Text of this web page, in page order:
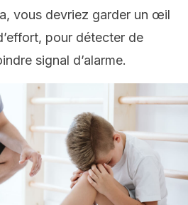
vous devriez garder un œil
pour détecter de
signal d’alarme.